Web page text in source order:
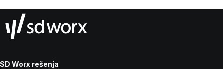
SD Worx rešenja